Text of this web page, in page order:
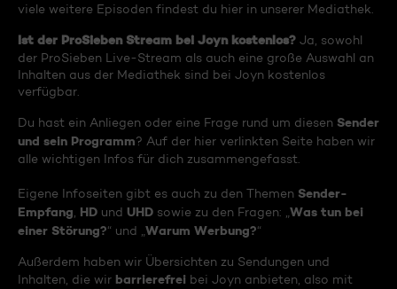
viele weitere Episoden findest du hier in unserer Mediathek.
Ist der ProSieben Stream bei Joyn kostenlos? Ja, sowohl
der ProSieben Live-Stream als auch eine große Auswahl an
Inhalten aus der Mediathek sind bei Joyn kostenlos
verfügbar.
Du hast ein Anliegen oder eine Frage rund um diesen Sender
und sein Programm? Auf der hier verlinkten Seite haben wir
alle wichtigen Infos für dich zusammengefasst.
Eigene Infoseiten gibt es auch zu den Themen Sender-
Empfang HD und UHD sowie zu den Fragen: „ Was tun bei
einer Störung?“ und „ Warum Werbung?“
Außerdem haben wir Übersichten zu Sendungen und
Inhalten, die wir barrierefrei bei Joyn anbieten, also mit